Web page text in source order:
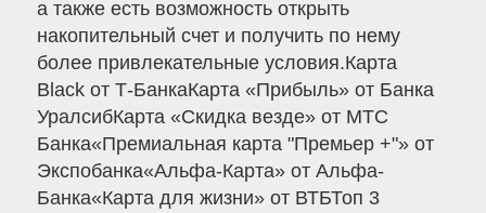
а также есть возможность открыть
накопительный счет и получить по нему
более привлекательные условия.Карта
Black от Т-БанкаКарта «Прибыль» от Банка
УралсибКарта «Скидка везде» от МТС
Банка«Премиальная карта "Премьер +"» от
Экспобанка«Альфа-Карта» от Альфа-
Банка«Карта для жизни» от ВТБТоп 3